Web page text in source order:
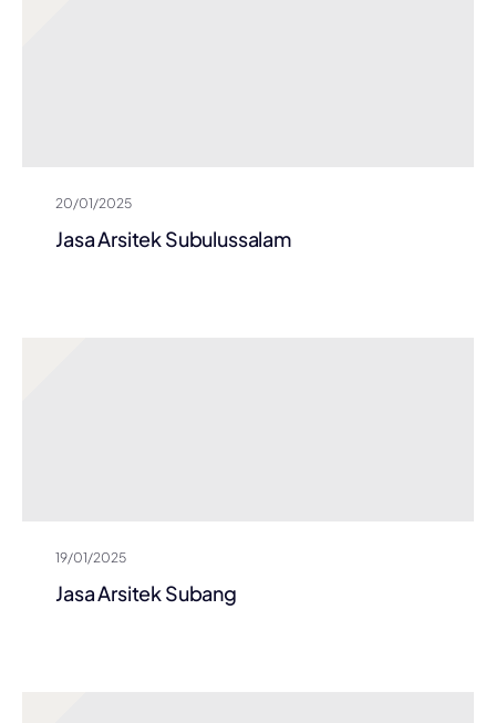
20/01/2025
Jasa Arsitek Subulussalam
19/01/2025
Jasa Arsitek Subang